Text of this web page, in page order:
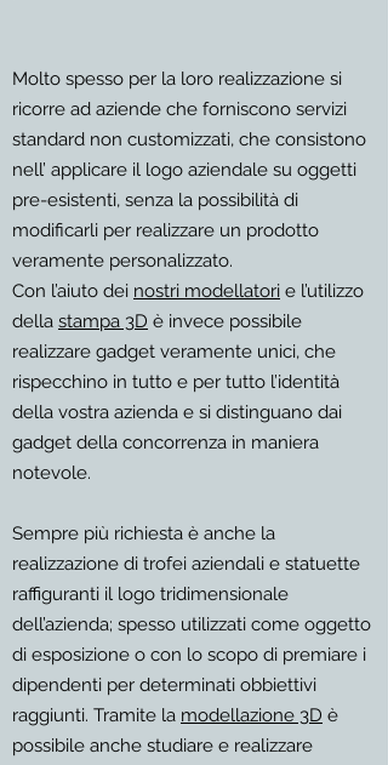
Molto spesso per la loro realizzazione si
ricorre ad aziende che forniscono servizi
standard non customizzati, che consistono
nell’ applicare il logo aziendale su oggetti
pre-esistenti, senza la possibilità di
modificarli per realizzare un prodotto
veramente personalizzato.
Con l’aiuto dei nostri modellatori e l’utilizzo
della stampa 3D è invece possibile
realizzare gadget veramente unici, che
rispecchino in tutto e per tutto l’identità
della vostra azienda e si distinguano dai
gadget della concorrenza in maniera
notevole.
Sempre più richiesta è anche la
realizzazione di trofei aziendali e statuette
raffiguranti il logo tridimensionale
dell’azienda; spesso utilizzati come oggetto
di esposizione o con lo scopo di premiare i
dipendenti per determinati obbiettivi
raggiunti. Tramite la modellazione 3D è
possibile anche studiare e realizzare